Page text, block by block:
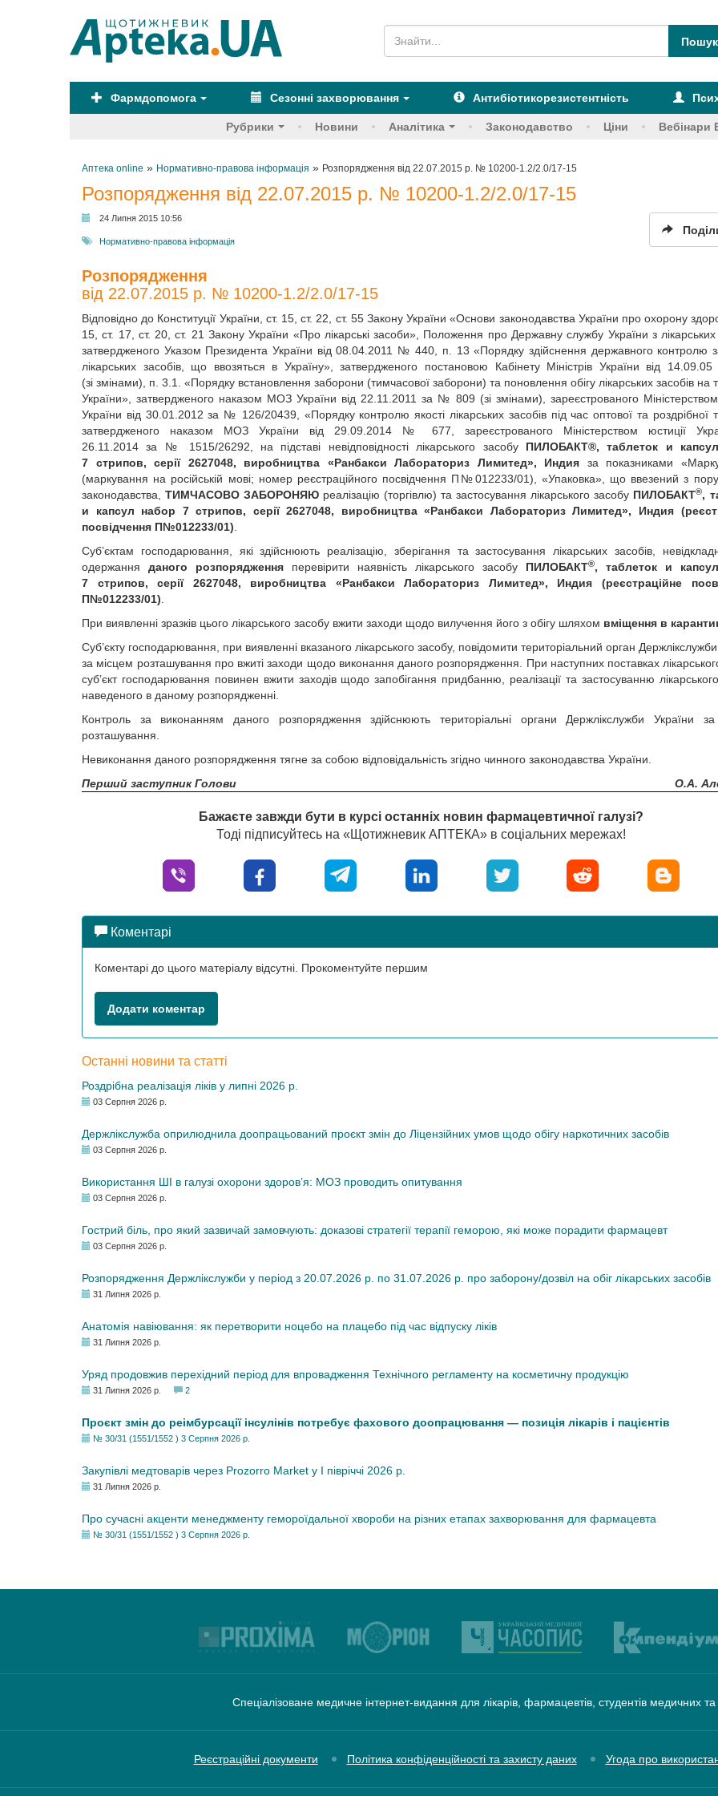
Фармдопомога Сезонні захворювання Антибіотикорезистентність
Рубрики Новини Аналітика Законодавство Ціни Вебінари
Аптека online » Нормативно-правова інформація » Розпорядження від 22.07.2015 р. № 10200-1.2/2.0/17-15
Розпорядження від 22.07.2015 р. № 10200-1.2/2.0/17-15
24 Липня 2015 10:56
Нормативно-правова інформація
Розпорядження
від 22.07.2015 р. № 10200-1.2/2.0/17-15
Відповідно до Конституції України, ст. 15, ст. 22, ст. 55 Закону України «Основи законодавства України про охорону
15, ст. 17, ст. 20, ст. 21 Закону України «Про лікарські засоби», Положення про Державну службу України з лікарських
затвердженого Указом Президента України від 08.04.2011 № 440, п. 13 «Порядку здійснення державного контролю
лікарських засобів, що ввозяться в Україну», затвердженого постановою Кабінету Міністрів України від
(зі змінами), п. 3.1. «Порядку встановлення заборони (тимчасової заборони) та поновлення обігу лікарських засобів на
України», затвердженого наказом МОЗ України від 22.11.2011 за № 809 (зі змінами), зареєстрованого Міністерством
України від 30.01.2012 за № 126/20439, «Порядку контролю якості лікарських засобів під час оптової та роздрібної
затвердженого наказом МОЗ України від 29.09.2014 № 677, зареєстрованого Міністерством юстиції
26.11.2014 за № 1515/26292, на підставі невідповідності лікарського засобу ПИЛОБАКТ®, таблеток и
7 стрипов, серії 2627048, виробництва «Ранбакси Лабораториз Лимитед», Индия за показниками
(маркування на російській мові; номер реєстраційного посвідчення П№012233/01), «Упаковка», що ввезений з
законодавства,ТИМЧАСОВО ЗАБОРОНЯЮ реалізацію (торгівлю) та застосування лікарського засобу ПИЛОБАКТ®,
и капсул набор 7 стрипов, серії 2627048, виробництва «Ранбакси Лабораториз Лимитед», Индия
посвідчення П№012233/01)
Суб’єктам господарювання, які здійснюють реалізацію, зберігання та застосування лікарських засобів,
одержання даного розпорядженняперевірити наявність лікарського засобу ПИЛОБАКТ®, таблеток и
7 стрипов, серії 2627048, виробництва «Ранбакси Лабораториз Лимитед», Индия
(реєстраційне
П№012233/01)
При виявленні зразків цього лікарського засобу вжити заходи щодо вилучення його з обігу шляхом вміщення в
Суб’єкту господарювання, при виявленні вказаного лікарського засобу, повідомити територіальний орган
за місцем розташування про вжиті заходи щодо виконання даного розпорядження. При наступних поставках
суб’єкт господарювання повинен вжити заходів щодо запобігання придбанню, реалізації та застосуванню
наведеного в даному розпорядженні.
Контроль за виконанням даного розпорядження здійснюють територіальні органи Держлікслужби України
розташування.
Невиконання даного розпорядження тягне за собою відповідальність згідно чинного законодавства України.
Перший заступник Голови
О.А.
Бажаєте завжди бути в курсі останніх новин фармацевтичної галузі?
Тоді підписуйтесь на «Щотижневик АПТЕКА» в соціальних мережах!
Коментарі
Коментарі до цього матеріалу відсутні. Прокоментуйте першим
Додати коментар
Останні новини та статті
Роздрібна реалізація ліків у липні 2026 р.
03 Серпня 2026 р.
Держлікслужба оприлюднила доопрацьований проєкт змін до Ліцензійних умов щодо обігу наркотичних засобів
03 Серпня 2026 р.
Використання ШІ в галузі охорони здоров’я: МОЗ проводить опитування
03 Серпня 2026 р.
Гострий біль, про який зазвичай замовчують: доказові стратегії терапії геморою, які може порадити фармацевт
03 Серпня 2026 р.
Розпорядження Держлікслужби у період з 20.07.2026 р. по 31.07.2026 р. про заборону/дозвіл на обіг лікарських засобів
31 Липня 2026 р.
Анатомія навіювання: як перетворити ноцебо на плацебо під час відпуску ліків
31 Липня 2026 р.
Уряд продовжив перехідний період для впровадження Технічного регламенту на косметичну продукцію
31 Липня 2026 р. 2
Проєкт змін до реімбурсації інсулінів потребує фахового доопрацювання — позиція лікарів і пацієнтів
№ 30/31 (1551/1552 ) 3 Серпня 2026 р.
Закупівлі медтоварів через Prozorro Market у I півріччі 2026 р.
31 Липня 2026 р.
Про сучасні акценти менеджменту гемороїдальної хвороби на різних етапах захворювання для фармацевта
№ 30/31 (1551/1552 ) 3 Серпня 2026 р.
Спеціалізоване медичне інтернет-видання для лікарів, фармацевтів, студентів медичних
Реєстраційні документи Політика конфіденційності та захисту даних Угода про